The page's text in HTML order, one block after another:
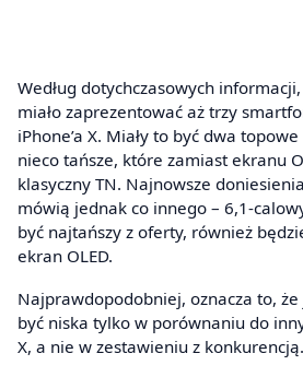
Według dotychczasowych
miało zaprezentować aż trzy
iPhone’a X. Miały to być dwa
nieco tańsze, które zamiast ekranu
klasyczny TN. Najnowsze
mówią jednak co innego – 6,1-
być najtańszy z oferty, również
ekran OLED.
Najprawdopodobniej, oznacza to,
być niska tylko w porównaniu do
X, a nie w zestawieniu z konkurencją.